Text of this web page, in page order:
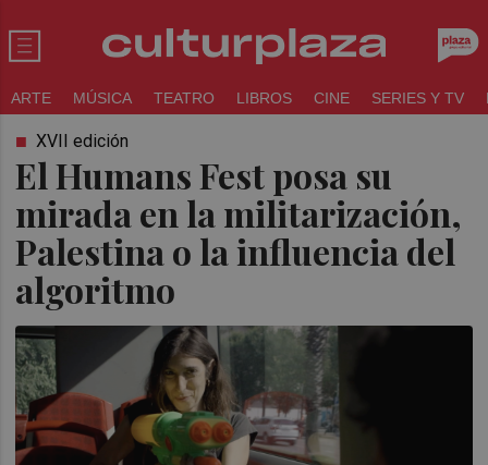
ARTE MÚSICA TEATRO LIBROS CINE SERIES Y TV
El Humans Fest posa su
mirada en la militarización,
Palestina o la influencia del
algoritmo
XVII edición